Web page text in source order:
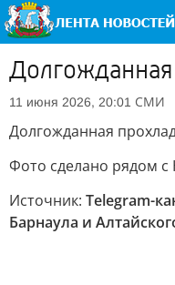
11 июня 2026, 20:01 СМИ
Долгожданная
Фото сделано рядом с
Источник: Telegram-
Барнаула и